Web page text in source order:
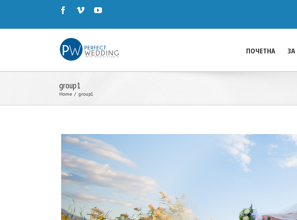
ПОЧЕТНА
group1
Home / group1